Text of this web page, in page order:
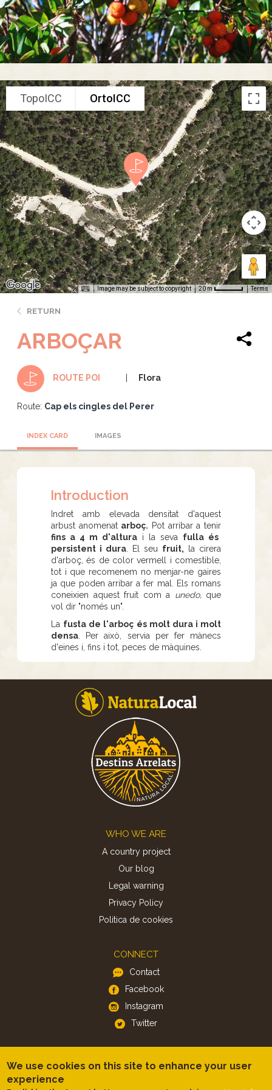
TopoICC OrtoICC
Image may be subject to copyright 20 m Terms
RETURN
ARBOÇAR
ROUTE POI Flora
Route: Cap els cingles del Perer
INDEX CARD IMAGES
Introduction
Indret amb elevada densitat d'aquest
arbust anomenat arboç. Pot arribar a tenir
fins a 4 m d'altura i la seva fulla és
persistent i dura . El seu fruit, la cirera
d'arboç, és de color vermell i comestible,
tot i que recomenem no menjar-ne gaires
ja que poden arribar a fer mal. Els romans
coneixien aquest fruit com a unedo,que
vol dir "només un".
La fusta de l'arboç és molt dura i molt
densa . Per això, servia per fer mànecs
d'eines i, fins i tot, peces de màquines.
WHO WE ARE
A country project
Our blog
Legal warning
Privacy Policy
Politica de cookies
CONNECT
Contact
Facebook
Instagram
Twitter
We use cookies on this site to enhance your user
experience